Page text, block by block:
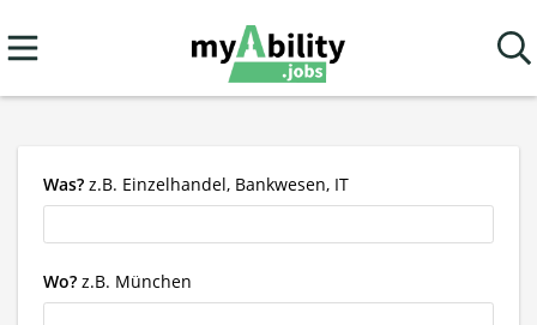
Was? z.B. Einzelhandel, Bankwesen, IT
Wo? z.B. München